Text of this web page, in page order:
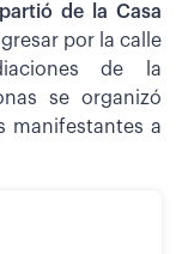
de la Casa
por la calle
de la
se organizó
manifestantes a